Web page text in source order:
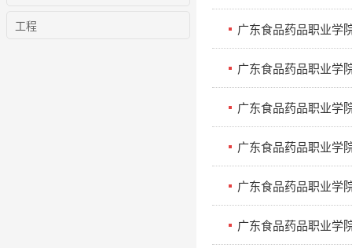
工程 广东食品药品职业学
广东食品药品职业学
广东食品药品职业学
广东食品药品职业学
广东食品药品职业学
广东食品药品职业学